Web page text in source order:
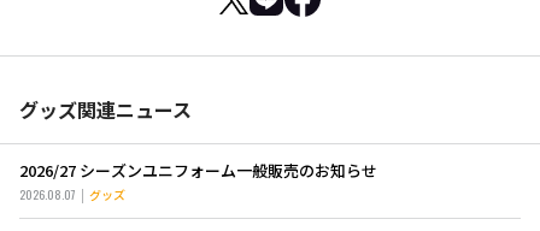
グッズ関連ニュース
2026/27 シーズンユニフォーム一般販売のお知らせ
2026.08.07 グッズ